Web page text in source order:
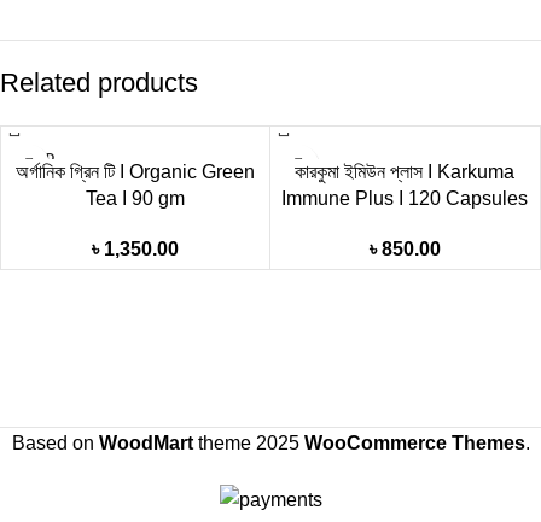
Related products
SOLD
OUT
অর্গানিক গ্রিন টি I Organic Green
Tea I 90 gm
৳ 1,350.00
কারকুমা ইমিউন প্লাস I Karkuma
Immune Plus I 120 Capsules
৳850.00
Based on WoodMarttheme2025 WooCommerce Themes.